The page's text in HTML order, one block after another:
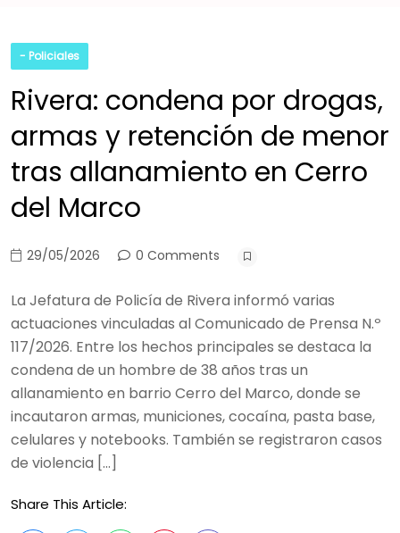
- Policiales
Rivera: condena por drogas,
armas y retención de menor
tras allanamiento en Cerro
del Marco
29/05/2026 0 Comments
La Jefatura de Policía de Rivera informó varias
actuaciones vinculadas al Comunicado de Prensa N.º
117/2026. Entre los hechos principales se destaca la
condena de un hombre de 38 años tras un
allanamiento en barrio Cerro del Marco, donde se
incautaron armas, municiones, cocaína, pasta base,
celulares y notebooks. También se registraron casos
de violencia […]
Share This Article: